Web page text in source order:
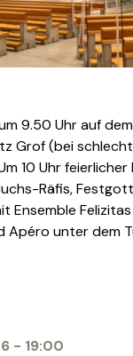
9.50 Uhr auf dem
Grof (bei
10 Uhr
Räfis,
Ensemble
Apéro unter dem
- 19:00